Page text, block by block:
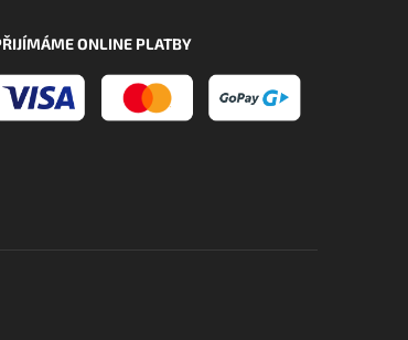
ONLINE PLATBY